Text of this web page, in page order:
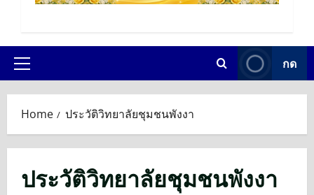
กด
Home ประวัติวิทยาลัยชุมชนพังงา
ประวัติวิทยาลัยชุมชนพังงา